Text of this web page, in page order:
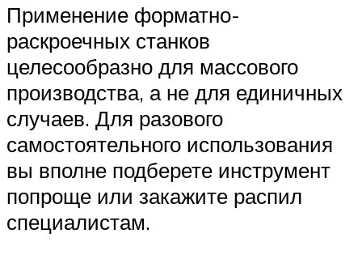
Применение форматно-
раскроечных станков
целесообразно для массового
производства, а не для единичных
случаев. Для разового
самостоятельного использования
вы вполне подберете инструмент
попроще или закажите распил
специалистам.